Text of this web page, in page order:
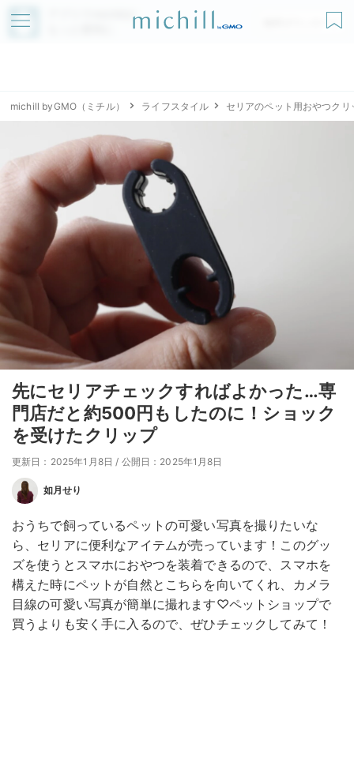
アプリでmichillが
無料ダウンロード
michill byGMO（ミチル） ライフスタイル セリアのペット用おやつクリ
先にセリアチェックすればよかった…専
門店だと約500円もしたのに！ショック
を受けたクリップ
更新日：2025年1月8日 / 公開日：2025年1月8日
如月せり
おうちで飼っているペットの可愛い写真を撮りたいな
ら、セリアに便利なアイテムが売っています！このグッ
ズを使うとスマホにおやつを装着できるので、スマホを
構えた時にペットが自然とこちらを向いてくれ、カメラ
目線の可愛い写真が簡単に撮れます♡ペットショップで
買うよりも安く手に入るので、ぜひチェックしてみて！